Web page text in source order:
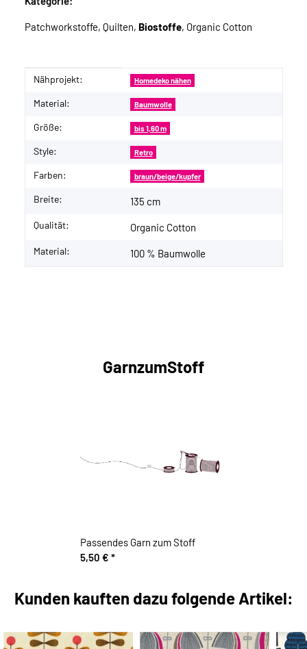
Patchworkstoffe, Quilten, Biostoffe, Organic Cotton
Produkteigenschaft
Wert
Nähprojekt: Homedeko nähen
Material: Baumwolle
Größe: bis 1,60 m
Style: Retro
Farben: braun/beige/kupfer
Breite: 135 cm
Qualität: Organic Cotton
Material: 100 % Baumwolle
GarnzumStoff
Passendes Garn zum Stoff
5,50 € *
Kunden kauften dazu folgende Artikel: